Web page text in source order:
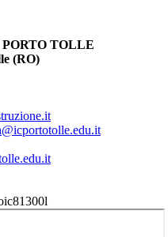
TOLLE
(RO)